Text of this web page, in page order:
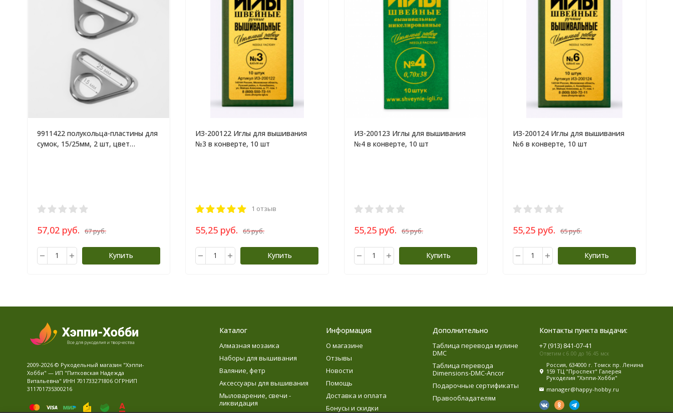
9911422 полукольца-пластины для
сумок, 15/25мм, 2 шт, цвет
57,02 руб. 67 руб.
Купить
ИЗ-200122 Иглы для вышивания
№3 в конверте, 10 шт
1 отзыв
55,25 руб. 65 руб.
Купить
ИЗ-200123 Иглы для вышивания
№4 в конверте, 10 шт
55,25 руб. 65 руб.
Купить
ИЗ-200124 Иглы для вышивания
№6 в конверте, 10 шт
55,25 руб. 65 руб.
Купить
2009-2026 © Рукодельный магазин "Хэппи-
Хобби" — ИП "Питковская Надежда
Витальевна" ИНН 701733271806 ОГРНИП
311701735300216
Каталог
Алмазная мозаика
Наборы для вышивания
Валяние, фетр
Аксессуары для вышивания
Мыловарение, свечи -
ликвидация
Информация
О магазине
Отзывы
Новости
Помощь
Доставка и оплата
Бонусы и скидки
Дополнительно
Таблица перевода мулине
DMC
Таблица перевода
Dimensions-DMC-Ancor
Подарочные сертификаты
Правообладателям
Контакты пункта выдачи:
+7 (913) 841-07-41
Ответим с 6.00 до 16.45 мск
Россия, 634000 г. Томск пр. Ленина
159 ТЦ "Проспект" Галерея
Рукоделия "Хэппи-Хобби"
manager@happy-hobby.ru